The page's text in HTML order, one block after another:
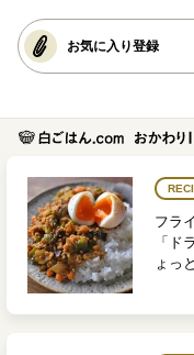
お気に入り登録
フラ
「ド
ょっ